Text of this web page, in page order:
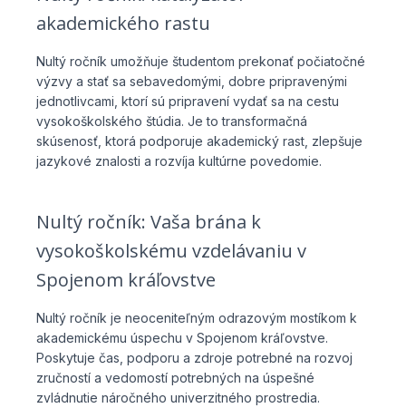
akademického rastu
Nultý ročník umožňuje študentom prekonať počiatočné
výzvy a stať sa sebavedomými, dobre pripravenými
jednotlivcami, ktorí sú pripravení vydať sa na cestu
vysokoškolského štúdia. Je to transformačná
skúsenosť, ktorá podporuje akademický rast, zlepšuje
jazykové znalosti a rozvíja kultúrne povedomie.
Nultý ročník: Vaša brána k
vysokoškolskému vzdelávaniu v
Spojenom kráľovstve
Nultý ročník je neoceniteľným odrazovým mostíkom k
akademickému úspechu v Spojenom kráľovstve.
Poskytuje čas, podporu a zdroje potrebné na rozvoj
zručností a vedomostí potrebných na úspešné
zvládnutie náročného univerzitného prostredia.